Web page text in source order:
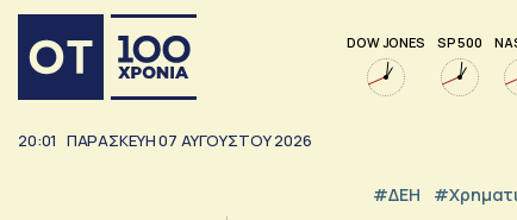
DOW JONES SP 500
20:01 ΠΑΡΑΣΚΕΥΗ07 ΑΥΓΟΥΣΤΟΥ2026
#ΔΕΗ